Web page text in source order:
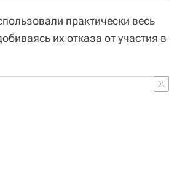
практически весь
их отказа от участия в